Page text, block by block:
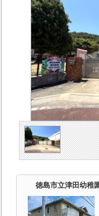
徳島市立津田幼稚